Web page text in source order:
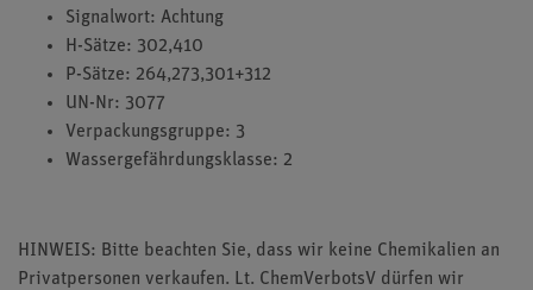
Signalwort: Achtung
H-Sätze: 302,410
P-Sätze: 264,273,301+312
UN-Nr: 3077
Verpackungsgruppe: 3
Wassergefährdungsklasse: 2
HINWEIS: Bitte beachten Sie, dass wir keine Chemikalien an
Privatpersonen verkaufen. Lt. ChemVerbotsV dürfen wir